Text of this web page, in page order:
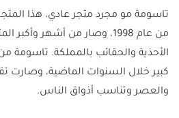
تاسومة مو مجرد متجر عادي، هذا
من عام 1998، وصار من أشهر
الأحذية والحقائب بالمملكة. تاسومة
كبير خلال السنوات الماضية، وصارت
والعصر وتناسب أذواق الناس.